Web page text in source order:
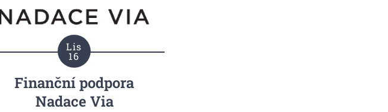
stáhnout).
Lis
16
Finanční podpora
Nadace Via